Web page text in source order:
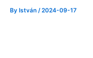
By István /2024-09-17